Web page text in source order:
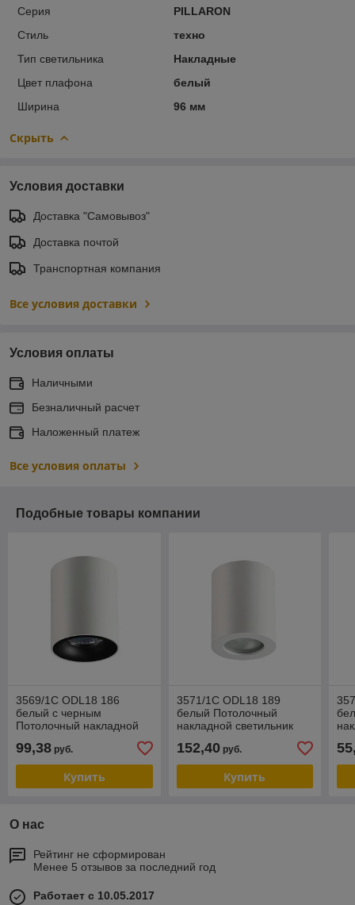
Серия
PILLARON
Стиль
техно
Тип светильника
Накладные
Цвет плафона
белый
Ширина
96 мм
Скрыть
Условия доставки
Доставка "Самовывоз"
Доставка почтой
Транспортная компания
Все условия доставки
Условия оплаты
Наличными
Безналичный расчет
Наложенный платеж
Все условия оплаты
Подобные товары компании
3569/1C ODL18 186
белый с черным
Потолочный накладной
светильник GU10 1*50W
220V TUBORINO
99,38 руб.
Купить
3571/1C ODL18 189
белый Потолочный
накладной светильник
AQUANA
152,40руб.
Купить
О нас
Рейтинг не сформирован
Менее 5 отзывов за последний год
Работает с 10.05.2017